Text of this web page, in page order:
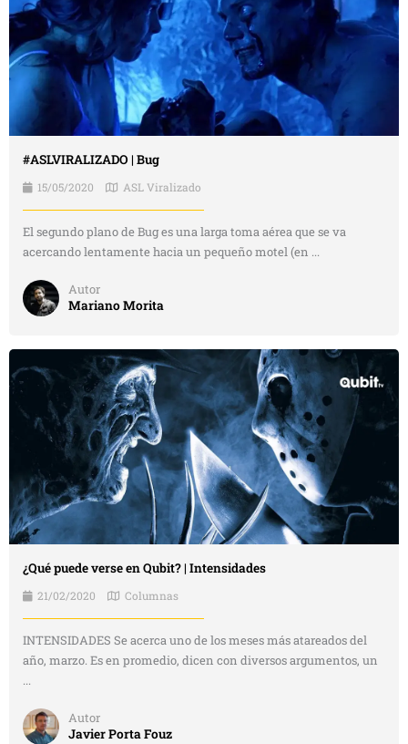
#ASLVIRALIZADO | Bug
15/05/2020 ASL Viralizado
El segundo plano de Bug es una larga toma aérea que se va
acercando lentamente hacia un pequeño motel (en ...
Autor
Mariano Morita
¿Qué puede verse en Qubit? | Intensidades
21/02/2020 Columnas
INTENSIDADES Se acerca uno de los meses más atareados del
año, marzo. Es en promedio, dicen con diversos argumentos, un
...
Autor
Javier Porta Fouz